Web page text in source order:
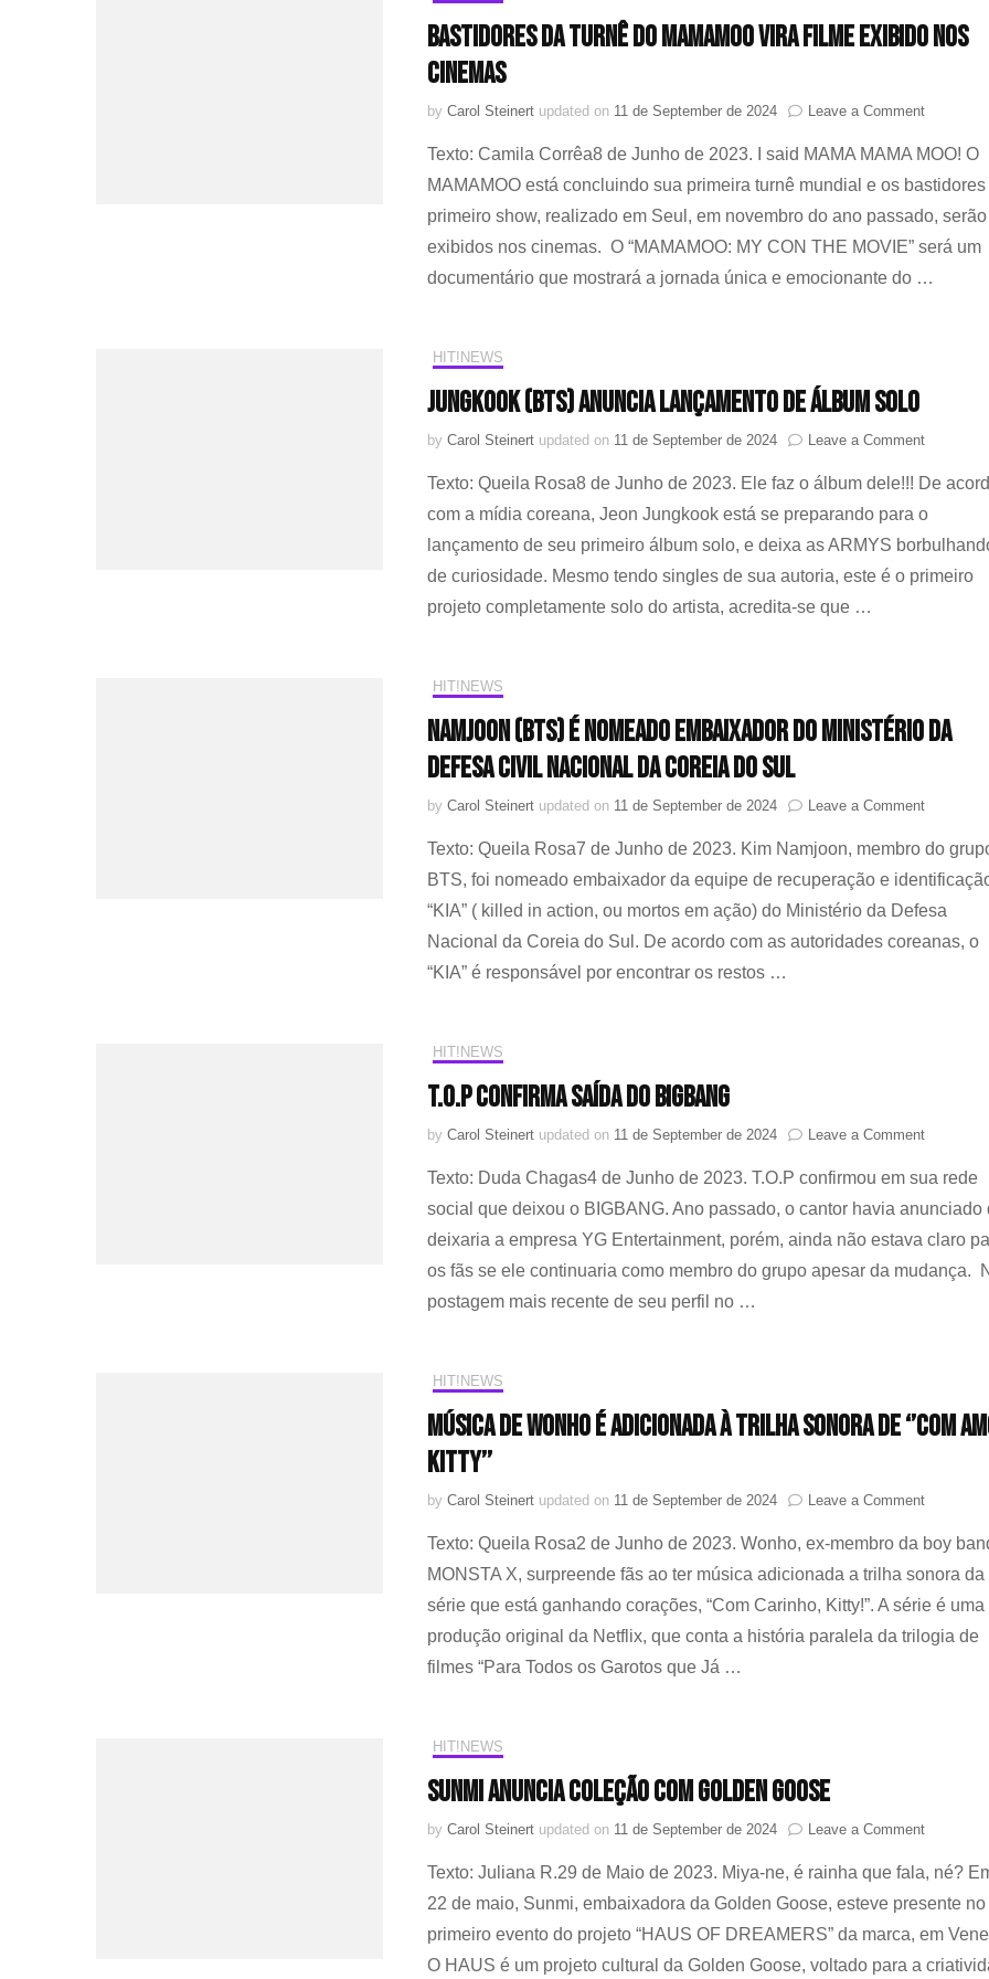
Bastidores da turnê do MAMAMOO vira filme exibido nos
cinemas
by Carol Steinert updated on 11 de September de 2024 Leave a Commenton
da
turnê
vira
exibido
Texto: Camila Corrêa8 de Junho de 2023. I said MAMA MAMA MOO! O
MAMAMOO está concluindo sua primeira turnê mundial e os bastidores
primeiro show, realizado em Seul, em novembro do ano passado, serão
exibidos nos cinemas. O “MAMAMOO: MY CON THE MOVIE” será um
documentário que mostrará a jornada única e emocionante do …
HIT!NEWS
Jungkook (BTS) anuncia lançamento de álbum solo
by Carol Steinert updated on 11 de September de 2024 Leave a Commenton
(BTS)
de
álbum
Texto: Queila Rosa8 de Junho de 2023. Ele faz o álbum dele!!! De
com a mídia coreana, Jeon Jungkook está se preparando para o
lançamento de seu primeiro álbum solo, e deixa as ARMYS
de curiosidade. Mesmo tendo singles de sua autoria, este é o primeiro
projeto completamente solo do artista, acredita-se que …
HIT!NEWS
Namjoon (BTS) é nomeado Embaixador do Ministério da
Defesa Civil Nacional da Coreia do Sul
by Carol Steinert updated on 11 de September de 2024 Leave a Commenton
(BTS)
é
nomeado
do
Sul
Texto: Queila Rosa7 de Junho de 2023. Kim Namjoon, membro do
BTS, foi nomeado embaixador da equipe de recuperação e
“KIA” ( killed in action, ou mortos em ação) do Ministério da Defesa
Nacional da Coreia do Sul. De acordo com as autoridades coreanas, o
“KIA” é responsável por encontrar os restos …
HIT!NEWS
T.O.P confirma saída do BIGBANG
by Carol Steinert updated on 11 de September de 2024 Leave a Commenton
confirma
saída
BIGBANG
Texto: Duda Chagas4 de Junho de 2023. T.O.P confirmou em sua rede
social que deixou o BIGBANG. Ano passado, o cantor havia anunciado
deixaria a empresa YG Entertainment, porém, ainda não estava claro
os fãs se ele continuaria como membro do grupo apesar da mudança.
postagem mais recente de seu perfil no …
HIT!NEWS
Música de Wonho é adicionada à trilha sonora de ‘’Com
Kitty’’
by Carol Steinert updated on 11 de September de 2024 Leave a Commenton
de
adicionada
à
Texto: Queila Rosa2 de Junho de 2023. Wonho, ex-membro da boy
MONSTA X, surpreende fãs ao ter música adicionada a trilha sonora da
série que está ganhando corações, “Com Carinho, Kitty!”. A série é uma
produção original da Netflix, que conta a história paralela da trilogia de
filmes “Para Todos os Garotos que Já …
HIT!NEWS
SUNMI ANUNCIA COLEÇÃO COM GOLDEN GOOSE
by Carol Steinert updated on 11 de September de 2024 Leave a Commenton
ANUNCIA
COLEÇÃO
GOLDEN
GOOSE
Texto: Juliana R.29 de Maio de 2023. Miya-ne, é rainha que fala, né?
22 de maio, Sunmi, embaixadora da Golden Goose, esteve presente no
primeiro evento do projeto “HAUS OF DREAMERS” da marca, em
O HAUS é um projeto cultural da Golden Goose, voltado para a